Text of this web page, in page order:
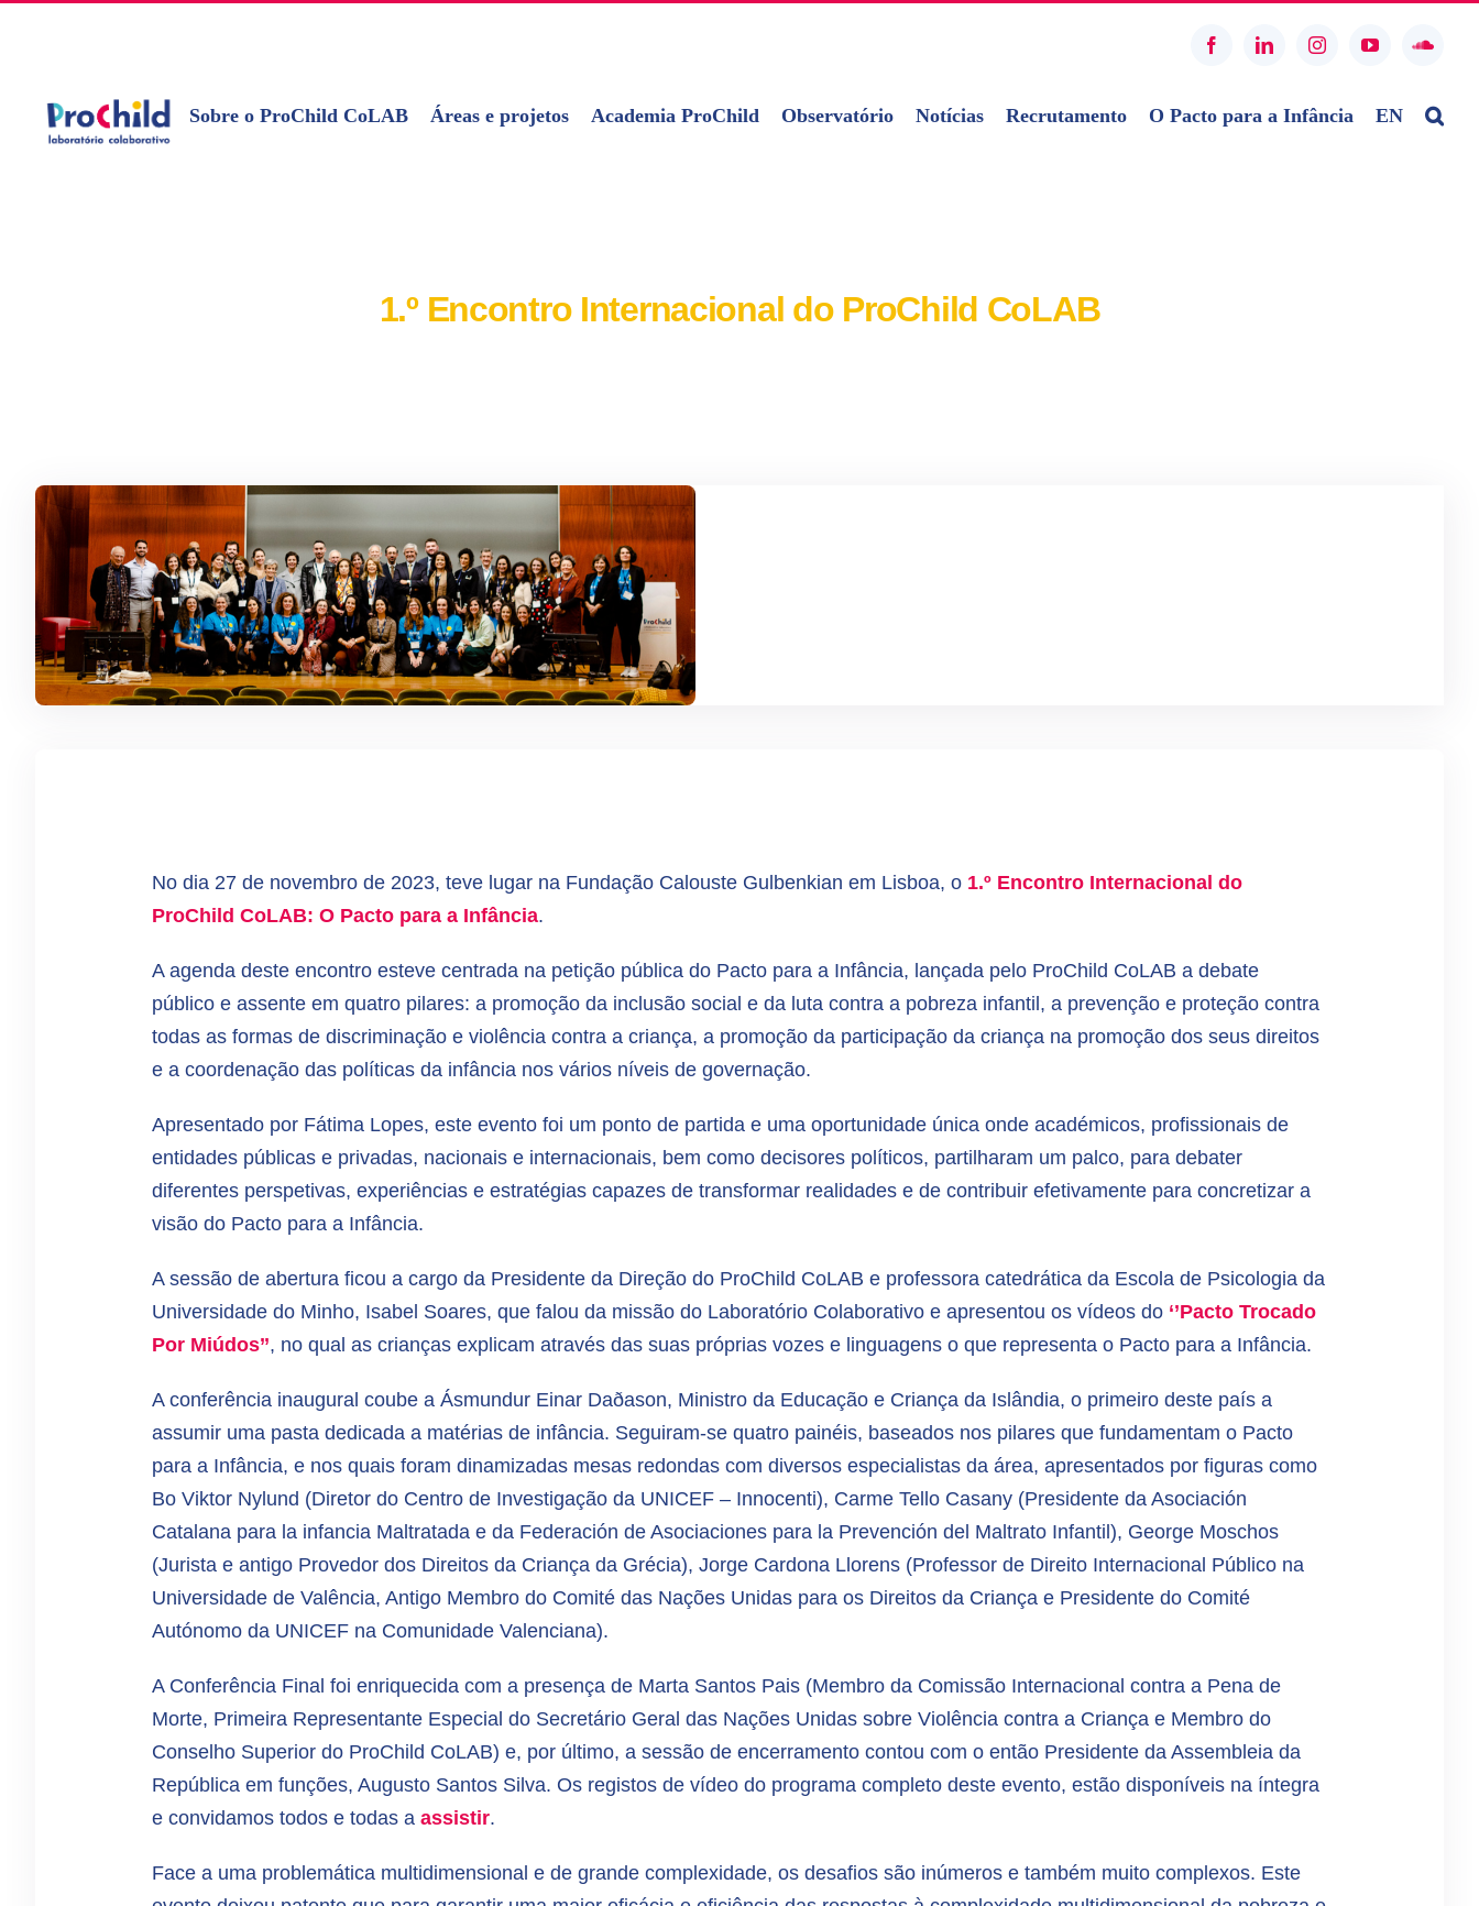
FacebookLinkedInInstagramYouTube
Sobre o ProChild CoLAB Áreas e projetos Academia ProChild Observatório Notícias Recrutamento O Pacto para a Infância EN
1.º Encontro Internacional do ProChild CoLAB
No dia 27 de novembro de 2023, teve lugar na Fundação Calouste Gulbenkian em Lisboa, o 1.º Encontro Internacional do
ProChild CoLAB: O Pacto para a Infância.
A agenda deste encontro esteve centrada na petição pública do Pacto para a Infância, lançada pelo ProChild CoLAB a debate
público e assente em quatro pilares: a promoção da inclusão social e da luta contra a pobreza infantil, a prevenção e proteção contra
todas as formas de discriminação e violência contra a criança, a promoção da participação da criança na promoção dos seus direitos
e a coordenação das políticas da infância nos vários níveis de governação.
Apresentado por Fátima Lopes, este evento foi um ponto de partida e uma oportunidade única onde académicos, profissionais de
entidades públicas e privadas, nacionais e internacionais, bem como decisores políticos, partilharam um palco, para debater
diferentes perspetivas, experiências e estratégias capazes de transformar realidades e de contribuir efetivamente para concretizar a
visão do Pacto para a Infância.
A sessão de abertura ficou a cargo da Presidente da Direção do ProChild CoLAB e professora catedrática da Escola de Psicologia da
Universidade do Minho, Isabel Soares, que falou da missão do Laboratório Colaborativo e apresentou os vídeos do ‘’Pacto Trocado
Por Miúdos’’, no qual as crianças explicam através das suas próprias vozes e linguagens o que representa o Pacto para a Infância.
A conferência inaugural coube a Ásmundur Einar Daðason, Ministro da Educação e Criança da Islândia, o primeiro deste país a
assumir uma pasta dedicada a matérias de infância. Seguiram-se quatro painéis, baseados nos pilares que fundamentam o Pacto
para a Infância, e nos quais foram dinamizadas mesas redondas com diversos especialistas da área, apresentados por figuras como
Bo Viktor Nylund (Diretor do Centro de Investigação da UNICEF – Innocenti), Carme Tello Casany (Presidente da Asociación
Catalana para la infancia Maltratada e da Federación de Asociaciones para la Prevención del Maltrato Infantil), George Moschos
(Jurista e antigo Provedor dos Direitos da Criança da Grécia), Jorge Cardona Llorens (Professor de Direito Internacional Público na
Universidade de Valência, Antigo Membro do Comité das Nações Unidas para os Direitos da Criança e Presidente do Comité
Autónomo da UNICEF na Comunidade Valenciana).
A Conferência Final foi enriquecida com a presença de Marta Santos Pais (Membro da Comissão Internacional contra a Pena de
Morte, Primeira Representante Especial do Secretário Geral das Nações Unidas sobre Violência contra a Criança e Membro do
Conselho Superior do ProChild CoLAB) e, por último, a sessão de encerramento contou com o então Presidente da Assembleia da
República em funções, Augusto Santos Silva. Os registos de vídeo do programa completo deste evento, estão disponíveis na íntegra
e convidamos todos e todas aassistir.
Face a uma problemática multidimensional e de grande complexidade, os desafios são inúmeros e também muito complexos. Este